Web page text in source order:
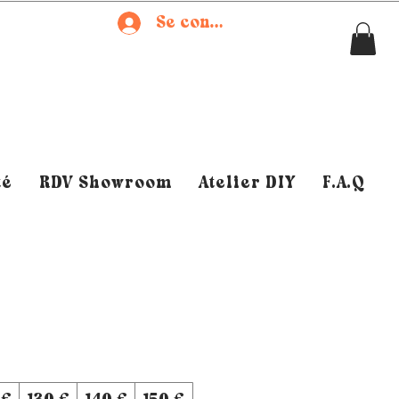
Se connecter
RDV Showroom Atelier DIY F.A.Q